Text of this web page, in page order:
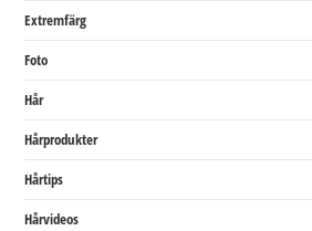
Extremfärg
Foto
Hår
Hårprodukter
Hårtips
Hårvideos